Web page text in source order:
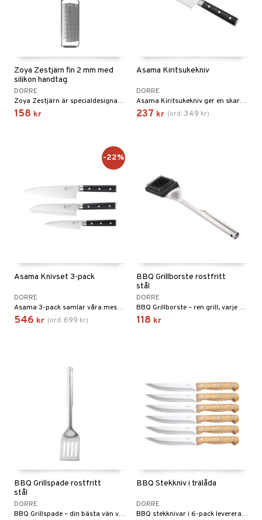
Zoya Zestjärn fin 2 mm med
silikon handtag
DORRE
Zoya Zestjärn är specialdesignad för att enkelt riva skal från citrusfrukter med sin fina rivyta.
158 kr
Asama Kiritsukekniv
DORRE
Asama Kiritsukekniv ger en skarp, mångsidig egg för både grönsaker och fisk.
237 kr (ord. 349 kr)
Asama Knivset 3-pack
DORRE
Asama 3-pack samlar våra mest användbara köksknivar i 5Cr15MoV-stål: kockkniv 20 cm, santoku 18 cm och allkniv 13 cm.
546 kr (ord. 699 kr)
-22%
BBQ Grillborste rostfritt
stål
DORRE
BBQ Grillborste – ren grill, varje gång.
118 kr
BBQ Grillspade rostfritt
stål
DORRE
BBQ Grillspade – din bästa vän vid grillen.
BBQ Stekkniv i trälåda
DORRE
BBQ stekknivar i 6-pack levereras i trälåda och har blad i rostfritt stål samt handtag i akacia.